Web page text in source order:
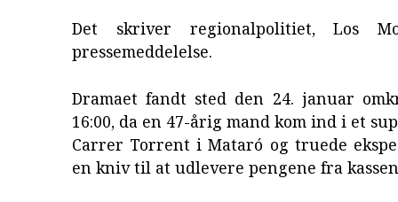
Det skriver regionalpolitiet, Los
pressemeddelelse.
Dramaet fandt sted den 24. januar
16:00, da en 47-årig mand kom ind i et
Carrer Torrent i Mataró og truede
en kniv til at udlevere pengene fra